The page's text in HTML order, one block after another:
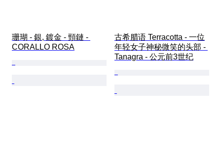
珊瑚 - 銀, 鍍金 - 頸鏈 -
CORALLO ROSA
古希腊语 Terracotta - 一位
年轻女子神秘微笑的头部 -
Tanagra - 公元前3世纪